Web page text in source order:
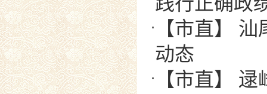
【市直】
动态
【市直】